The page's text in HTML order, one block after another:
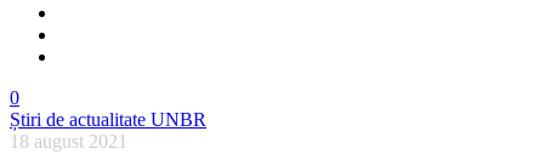
0
Știri de actualitate UNBR
18 august 2021